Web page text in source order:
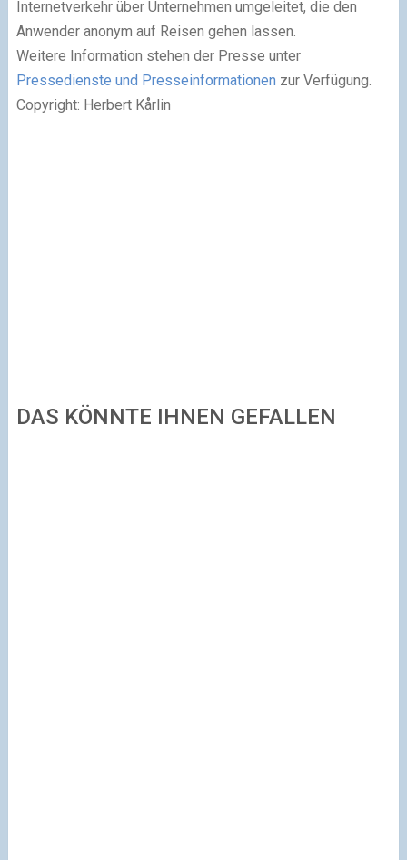
Internetverkehr über Unternehmen umgeleitet, die den
Anwender anonym auf Reisen gehen lassen.
Weitere Information stehen der Presse unter
Pressedienste und Presseinformationen zur Verfügung.
Copyright: Herbert Kårlin
DAS KÖNNTE IHNEN GEFALLEN